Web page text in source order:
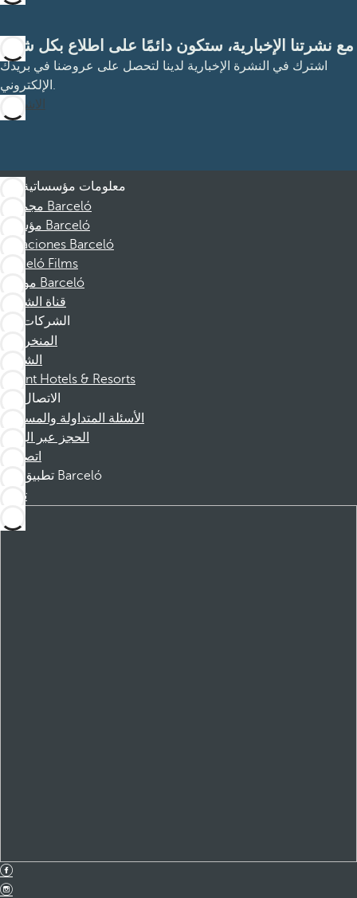
مع نشرتنا الإخبارية، ستكون دائمًا على اطلاع بكل شيء
اشترك في النشرة الإخبارية لدينا لتحصل على عروضنا في بريدك
الإلكتروني.
الاشتراك
معلومات مؤسساتية
مجموعة Barceló
مؤسسة Barceló
Vacaciones Barceló
Barceló Films
موظفو Barceló
قناة الشكوى
الشركات
المنخرطين
الشركاء
Dorint Hotels & Resorts
الاتصال
الأسئلة المتداولة والمساعدة
الحجز عبر الهاتف
اتصل بنا
تطبيق Barceló
تنزيل